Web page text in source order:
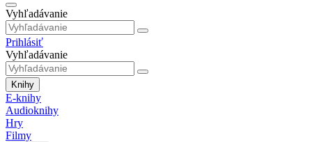
Vyhľadávanie
Prihlásiť
Vyhľadávanie
Knihy
E-knihy
Audioknihy
Hry
Filmy